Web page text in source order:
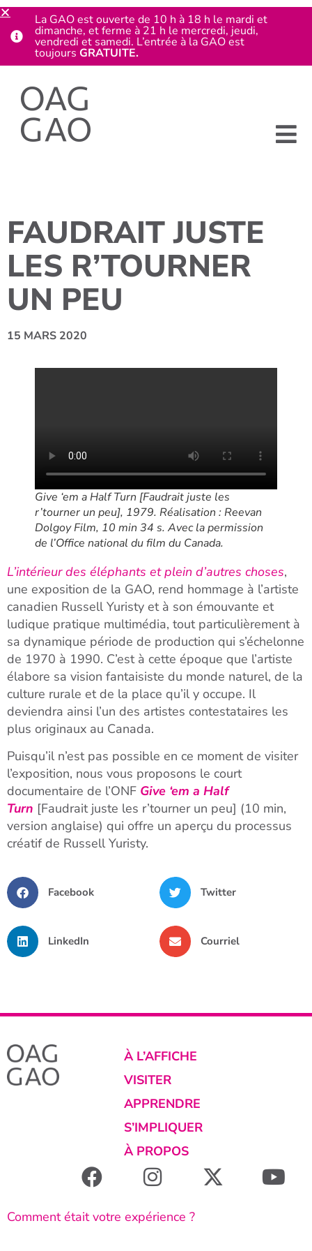
FAUDRAIT JUSTE
LES R’TOURNER
UN PEU
15 MARS 2020
Give ‘em a Half Turn [Faudrait juste les
r’tourner un peu], 1979. Réalisation : Reevan
Dolgoy Film, 10 min 34 s. Avec la permission
de l’Office national du film du Canada.
L’intérieur des éléphants et plein d’autres choses,
une exposition de la GAO, rend hommage à l’artiste
canadien Russell Yuristy et à son émouvante et
ludique pratique multimédia, tout particulièrement à
sa dynamique période de production qui s’échelonne
de 1970 à 1990. C’est à cette époque que l’artiste
élabore sa vision fantaisiste du monde naturel, de la
culture rurale et de la place qu’il y occupe. Il
deviendra ainsi l’un des artistes contestataires les
plus originaux au Canada.
Puisqu’il n’est pas possible en ce moment de visiter
l’exposition, nous vous proposons le court
documentaire de l’ONF Give ‘em a Half
Turn [Faudrait juste les r’tourner un peu] (10 min,
version anglaise) qui offre un aperçu du processus
créatif de Russell Yuristy.
Facebook Twitter
LinkedIn Courriel
À L’AFFICHE
VISITER
APPRENDRE
S’IMPLIQUER
À PROPOS
Comment était votre expérience ?
La GAO est ouverte de 10 h à 18 h le mardi et
dimanche, et ferme à 21 h le mercredi, jeudi,
vendredi et samedi. L’entrée à la GAO est
toujours GRATUITE.